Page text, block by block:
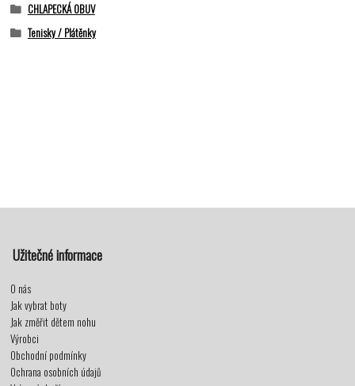
CHLAPECKÁ OBUV
Tenisky / Plátěnky
Užitečné informace
O nás
Jak vybrat boty
Jak změřit dětem nohu
Výrobci
Obchodní podmínky
Ochrana osobních údajů